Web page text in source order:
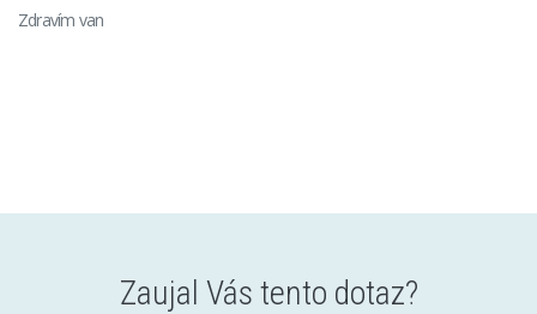
Zdravím van
Zaujal Vás tento dotaz?